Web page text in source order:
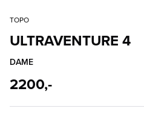
TOPO
ULTRAVENTURE 4
DAME
2200,-